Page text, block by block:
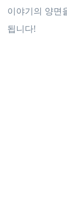
이야기의 양면
됩니다!